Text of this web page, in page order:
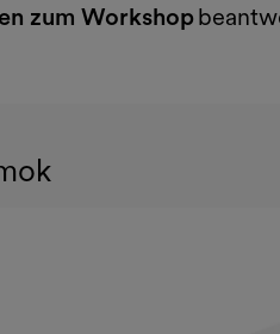
zum Workshop